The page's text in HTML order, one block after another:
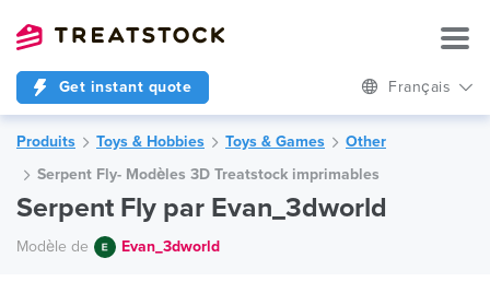
Get instant quote Français
Produits Toys & Hobbies Toys & Games
Other
Serpent Fly- Modèles 3D Treatstock imprimables
Serpent Fly par Evan_3dworld
Modèle de Evan_3dworld